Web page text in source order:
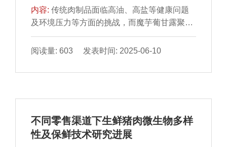
丙醇、乙酸丙酯、苯甲醛、(E)-2-戊醛等刺激
性气味成分可作为预制鸡汤贮藏期间腐败变质
展前景进行展望，以期为新型营养肉制品开发
提供理论参考。
内容:传统肉制品面临高油、高盐等健康问题
及环境压力等方面的挑战，而魔芋葡甘露聚糖
（konjac glucomannan，KGM）作为一种天
然多糖类食品添加剂，凭借其优良的特性在新
本文以KGM的分子结构为切入点，分析KGM
并基于功能特性探讨其对肉制品的影响及作用
其脂肪含量与热量、影响消化与吸收。此外，
还对其在新型人造肉制品中的应用进行了简要
阅读量: 603 发表时间: 2025-06-10
不同零售渠道下生鲜猪肉微生物多样
性及保鲜技术研究进展